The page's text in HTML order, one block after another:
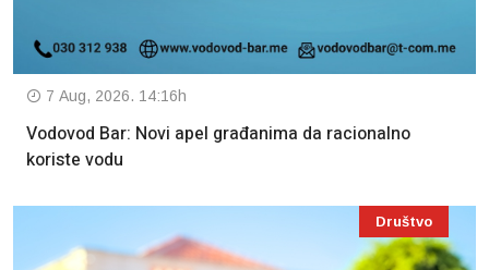
7 Aug, 2026. 14:16h
Vodovod Bar: Novi apel građanima da racionalno
koriste vodu
Društvo